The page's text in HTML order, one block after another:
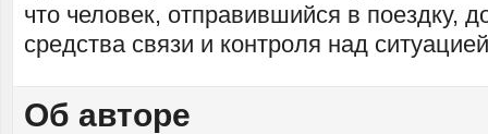
что человек, отправившийся в поездку,
средства связи и контроля над
Об авторе